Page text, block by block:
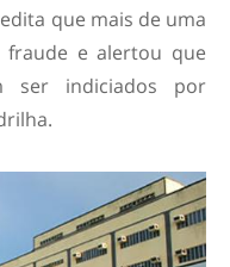
que mais de uma
fraude e alertou que
ser indiciados por